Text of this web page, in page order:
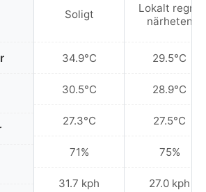
Soligt
34.9°C
30.5°C
27.3°C
71%
31.7 kph
Lokalt regn i
närheten
29.5°C
28.9°C
27.5°C
75%
27.0 kph